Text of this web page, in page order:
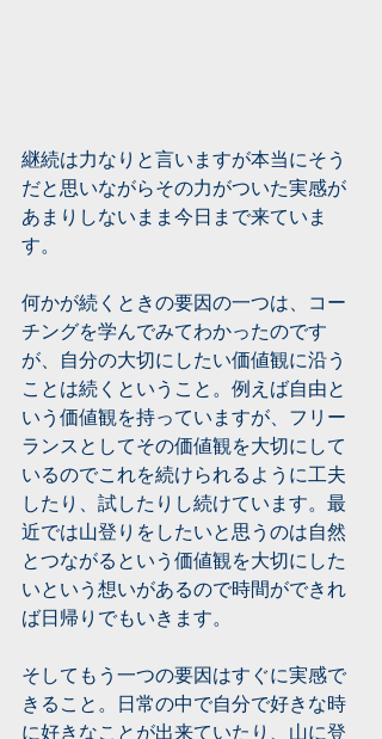
継続は力なりと言いますが本当にそう
だと思いながらその力がついた実感が
あまりしないまま今日まで来ていま
す。
何かが続くときの要因の一つは、コー
チングを学んでみてわかったのです
が、自分の大切にしたい価値観に沿う
ことは続くということ。例えば自由と
いう価値観を持っていますが、フリー
ランスとしてその価値観を大切にして
いるのでこれを続けられるように工夫
したり、試したりし続けています。最
近では山登りをしたいと思うのは自然
とつながるという価値観を大切にした
いという想いがあるので時間ができれ
ば日帰りでもいきます。
そしてもう一つの要因はすぐに実感で
きること。日常の中で自分で好きな時
に好きなことが出来ていたり、山に登